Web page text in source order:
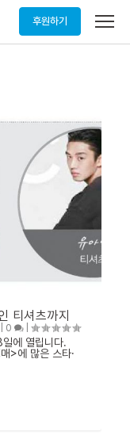
후원하기
메
열
티셔츠까지
0
일에 열립니다.
>에 많은 스타·